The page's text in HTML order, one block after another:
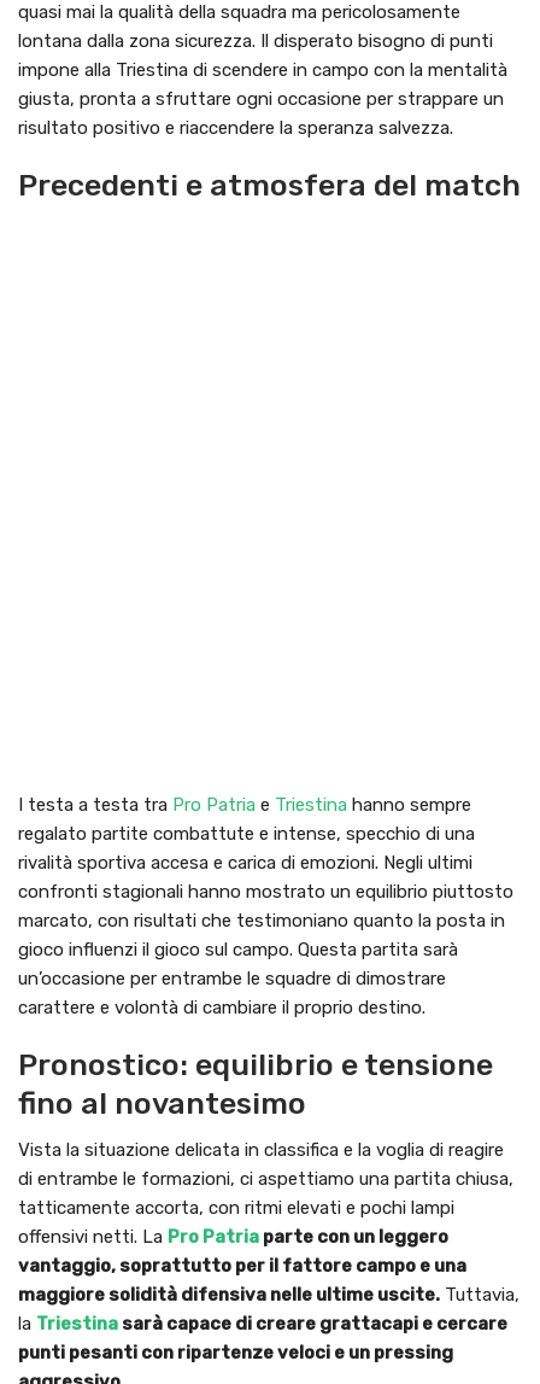
quasi mai la qualità della squadra ma pericolosamente
lontana dalla zona sicurezza. Il disperato bisogno di punti
impone alla Triestina di scendere in campo con la mentalità
giusta, pronta a sfruttare ogni occasione per strappare un
risultato positivo e riaccendere la speranza salvezza.
Precedenti e atmosfera del match
I testa a testa tra Pro Patria e Triestina hanno sempre
regalato partite combattute e intense, specchio di una
rivalità sportiva accesa e carica di emozioni. Negli ultimi
confronti stagionali hanno mostrato un equilibrio piuttosto
marcato, con risultati che testimoniano quanto la posta in
gioco influenzi il gioco sul campo. Questa partita sarà
un’occasione per entrambe le squadre di dimostrare
carattere e volontà di cambiare il proprio destino.
Pronostico: equilibrio e tensione
fino al novantesimo
Vista la situazione delicata in classifica e la voglia di reagire
di entrambe le formazioni, ci aspettiamo una partita chiusa,
tatticamente accorta, con ritmi elevati e pochi lampi
offensivi netti. La Pro Patria parte con un leggero
vantaggio, soprattutto per il fattore campo e una
maggiore solidità difensiva nelle ultime uscite. Tuttavia,
la Triestina sarà capace di creare grattacapi e cercare
punti pesanti con ripartenze veloci e un pressing